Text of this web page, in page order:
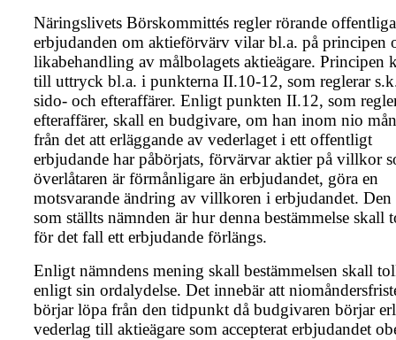
Näringslivets Börskommittés regler rörande offentliga
erbjudanden om aktieförvärv vilar bl.a. på principen
likabehandling av målbolagets aktieägare. Principen
till uttryck bl.a. i punkterna II.10-12, som reglerar
sido- och efteraffärer. Enligt punkten II.12, som
efteraffärer, skall en budgivare, om han inom nio
från det att erläggande av vederlaget i ett offentligt
erbjudande har påbörjats, förvärvar aktier på villkor
överlåtaren är förmånligare än erbjudandet, göra en
motsvarande ändring av villkoren i erbjudandet. Den
som ställts nämnden är hur denna bestämmelse skall
för det fall ett erbjudande förlängs.
Enligt nämndens mening skall bestämmelsen skall
enligt sin ordalydelse. Det innebär att
börjar löpa från den tidpunkt då budgivaren börjar
vederlag till aktieägare som accepterat erbjudandet